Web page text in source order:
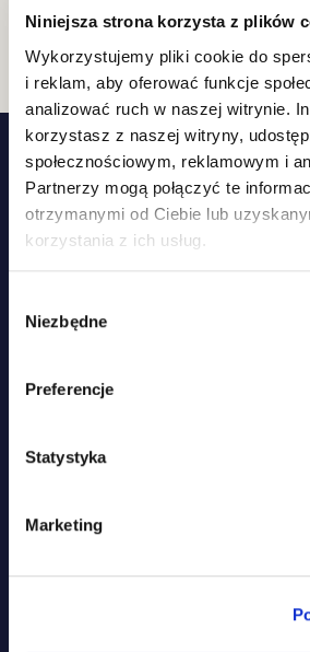
Niniejsza strona korzysta z plików
Wykorzystujemy pliki cookie do
i reklam, aby oferować funkcje
analizować ruch w naszej witrynie.
korzystasz z naszej witryny,
społecznościowym, reklamowym i
Partnerzy mogą połączyć te
otrzymanymi od Ciebie lub
korzystania z ich usług.
zgody
Niezbędne
Preferencje
Statystyka
Marketing
129.90
15% ZNIŻKI NA ZAKUPY